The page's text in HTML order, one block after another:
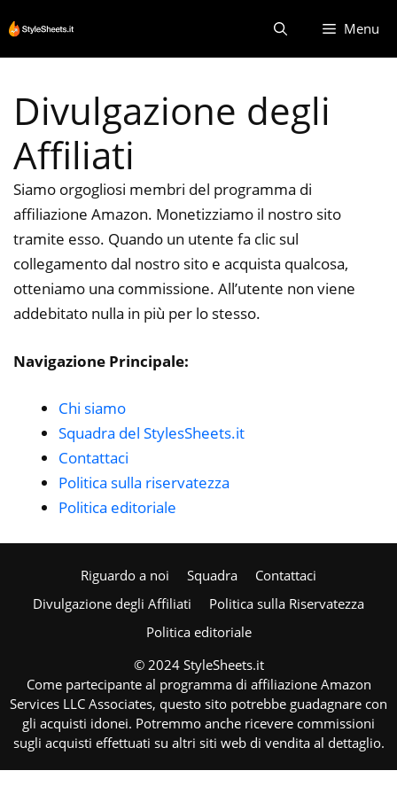
al
contenuto
Menu
Divulgazione degli
Affiliati
Siamo orgogliosi membri del programma di
affiliazione Amazon. Monetizziamo il nostro sito
tramite esso. Quando un utente fa clic sul
collegamento dal nostro sito e acquista qualcosa,
otteniamo una commissione. All’utente non viene
addebitato nulla in più per lo stesso.
Navigazione Principale:
Chi siamo
Squadra del StylesSheets.it
Contattaci
Politica sulla riservatezza
Politica editoriale
Riguardo a noi Squadra
Contattaci
Divulgazione degli Affiliati
Politica sulla Riservatezza
Politica editoriale
© 2024 StyleSheets.it
Come partecipante al programma di affiliazione Amazon
Services LLC Associates, questo sito potrebbe guadagnare con
gli acquisti idonei. Potremmo anche ricevere commissioni
sugli acquisti effettuati su altri siti web di vendita al dettaglio.